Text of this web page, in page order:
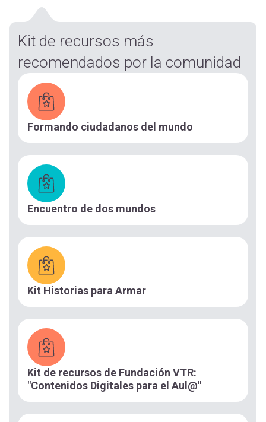
Kit de recursos más
recomendados por la comunidad
Formando ciudadanos del mundo
Encuentro de dos mundos
Kit Historias para Armar
Kit de recursos de Fundación VTR:
"Contenidos Digitales para el Aul@"